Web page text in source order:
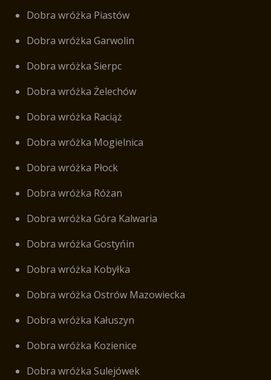
Dobra wróżka Piastów
Dobra wróżka Garwolin
Dobra wróżka Sierpc
Dobra wróżka Żelechów
Dobra wróżka Raciąż
Dobra wróżka Mogielnica
Dobra wróżka Płock
Dobra wróżka Różan
Dobra wróżka Góra Kalwaria
Dobra wróżka Gostyńin
Dobra wróżka Kobyłka
Dobra wróżka Ostrów Mazowiecka
Dobra wróżka Kałuszyn
Dobra wróżka Kozienice
Dobra wróżka Sulejówek